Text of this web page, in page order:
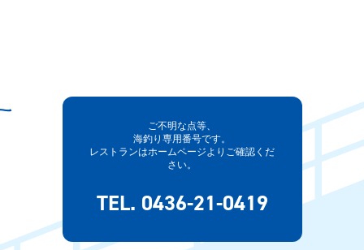
ご不明な点等、
海釣り専用番号です。
レストランはホームページよりご確認くだ
さい。
TEL. 0436-21-0419